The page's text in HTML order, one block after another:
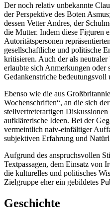
Der noch relativ unbekannte
der Perspektive des Boten
dessen Vetter Andres, der
die Mutter. Indem diese Figuren
Autoritätspersonen
gesellschaftliche und politische
kritisieren. Auch der als
erlaubte sich Anmerkungen oder
Gedankenstriche
Ebenso wie die aus
Wochenschriften“, an die sich
stellvertreterartigen
aufklärerische Ideen. Bei der
vermeintlich naiv-einfältiger
subjektiven Erfahrung und
Aufgrund des anspruchsvollen
Textpassagen, dem Einsatz von
die kulturelles und politisches
Zielgruppe eher ein gebildetes
Geschichte